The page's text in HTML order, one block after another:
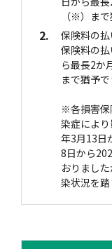
協会各地の活動
通報等窓口
（※）ま
2.
保険料の
保険料の
ら最長2か
まで猶予で
※各損害保
染症によ
年3月13日
8日から
おりまし
染状況を踏